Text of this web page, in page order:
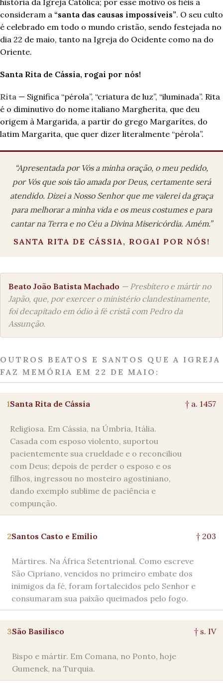
história da Igreja Católica; por esse motivo os fiéis a
consideram a “santa das causas impossíveis”. O seu culto
é celebrado em todo o mundo cristão, sendo festejada no
dia 22 de maio, tanto na Igreja do Ocidente como na do
Oriente.
Santa Rita de Cássia, rogai por nós!
Rita — Significa “pérola”, “criatura de luz”, “iluminada”. Rita
é o diminutivo do nome italiano Margherita, que deu
origem à Margarida, a partir do grego Margarítes, do
latim Margarita, que quer dizer literalmente “pérola”.
“Apresentada por Vós a minha oração, o meu pedido,
por Vós que sois tão amada por Deus, certamente será
atendido. Dizei a Nosso Senhor que me valerei da graça
para melhorar a minha vida e os meus costumes e para
cantar na Terra e no Céu a Divina Misericórdia. Amém.”
SANTA RITA DE CÁSSIA, ROGAI POR NÓS!
Beato João Batista Machado — Presbítero e mártir no
Japão, que, por exercer o ministério clandestinamente,
foi decapitado em ódio à fé cristã com Pedro da
Assunção.
OUTROS BEATOS E SANTOS QUE A IGREJA
FAZ MEMÓRIA EM 22 DE MAIO:
1Santa Rita de Cássia
Religiosa. Em Cássia, na Úmbria, Itália.
Casada com esposo violento, suportou
pacientemente sua crueldade e o reconciliou
com Deus; depois de perder o esposo e os
filhos, ingressou no mosteiro agostiniano,
dando exemplo sublime de paciência e
compunção.
† a. 1457
2Santos Casto e Emílio
Mártires. Na África Setentrional. Como escreve
São Cipriano, vencidos no primeiro embate dos
inimigos da fé, foram fortalecidos pelo Senhor e
consumaram sua paixão queimados pelo fogo.
† 203
3São Basilisco
Bispo e mártir. Em Comana, no Ponto, hoje
Gumenek, na Turquia.
† s. IV